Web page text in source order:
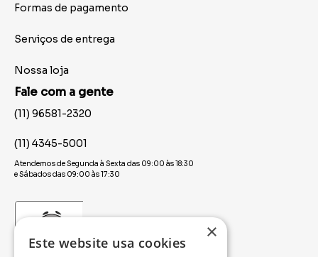
Formas de pagamento
Serviços de entrega
Nossa loja
Fale com a gente
(11) 96581-2320
(11) 4345-5001
Atendemos de Segunda à Sexta das 09:00 às 18:30
e Sábados das 09:00 às 17:30
×
Este website usa cookies